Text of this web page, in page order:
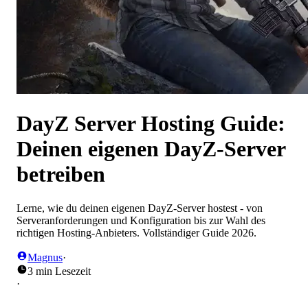
DayZ Server Hosting Guide:
Deinen eigenen DayZ-Server
betreiben
Lerne, wie du deinen eigenen DayZ-Server hostest - von
Serveranforderungen und Konfiguration bis zur Wahl des
richtigen Hosting-Anbieters. Vollständiger Guide 2026.
Magnus·
3 min Lesezeit
·